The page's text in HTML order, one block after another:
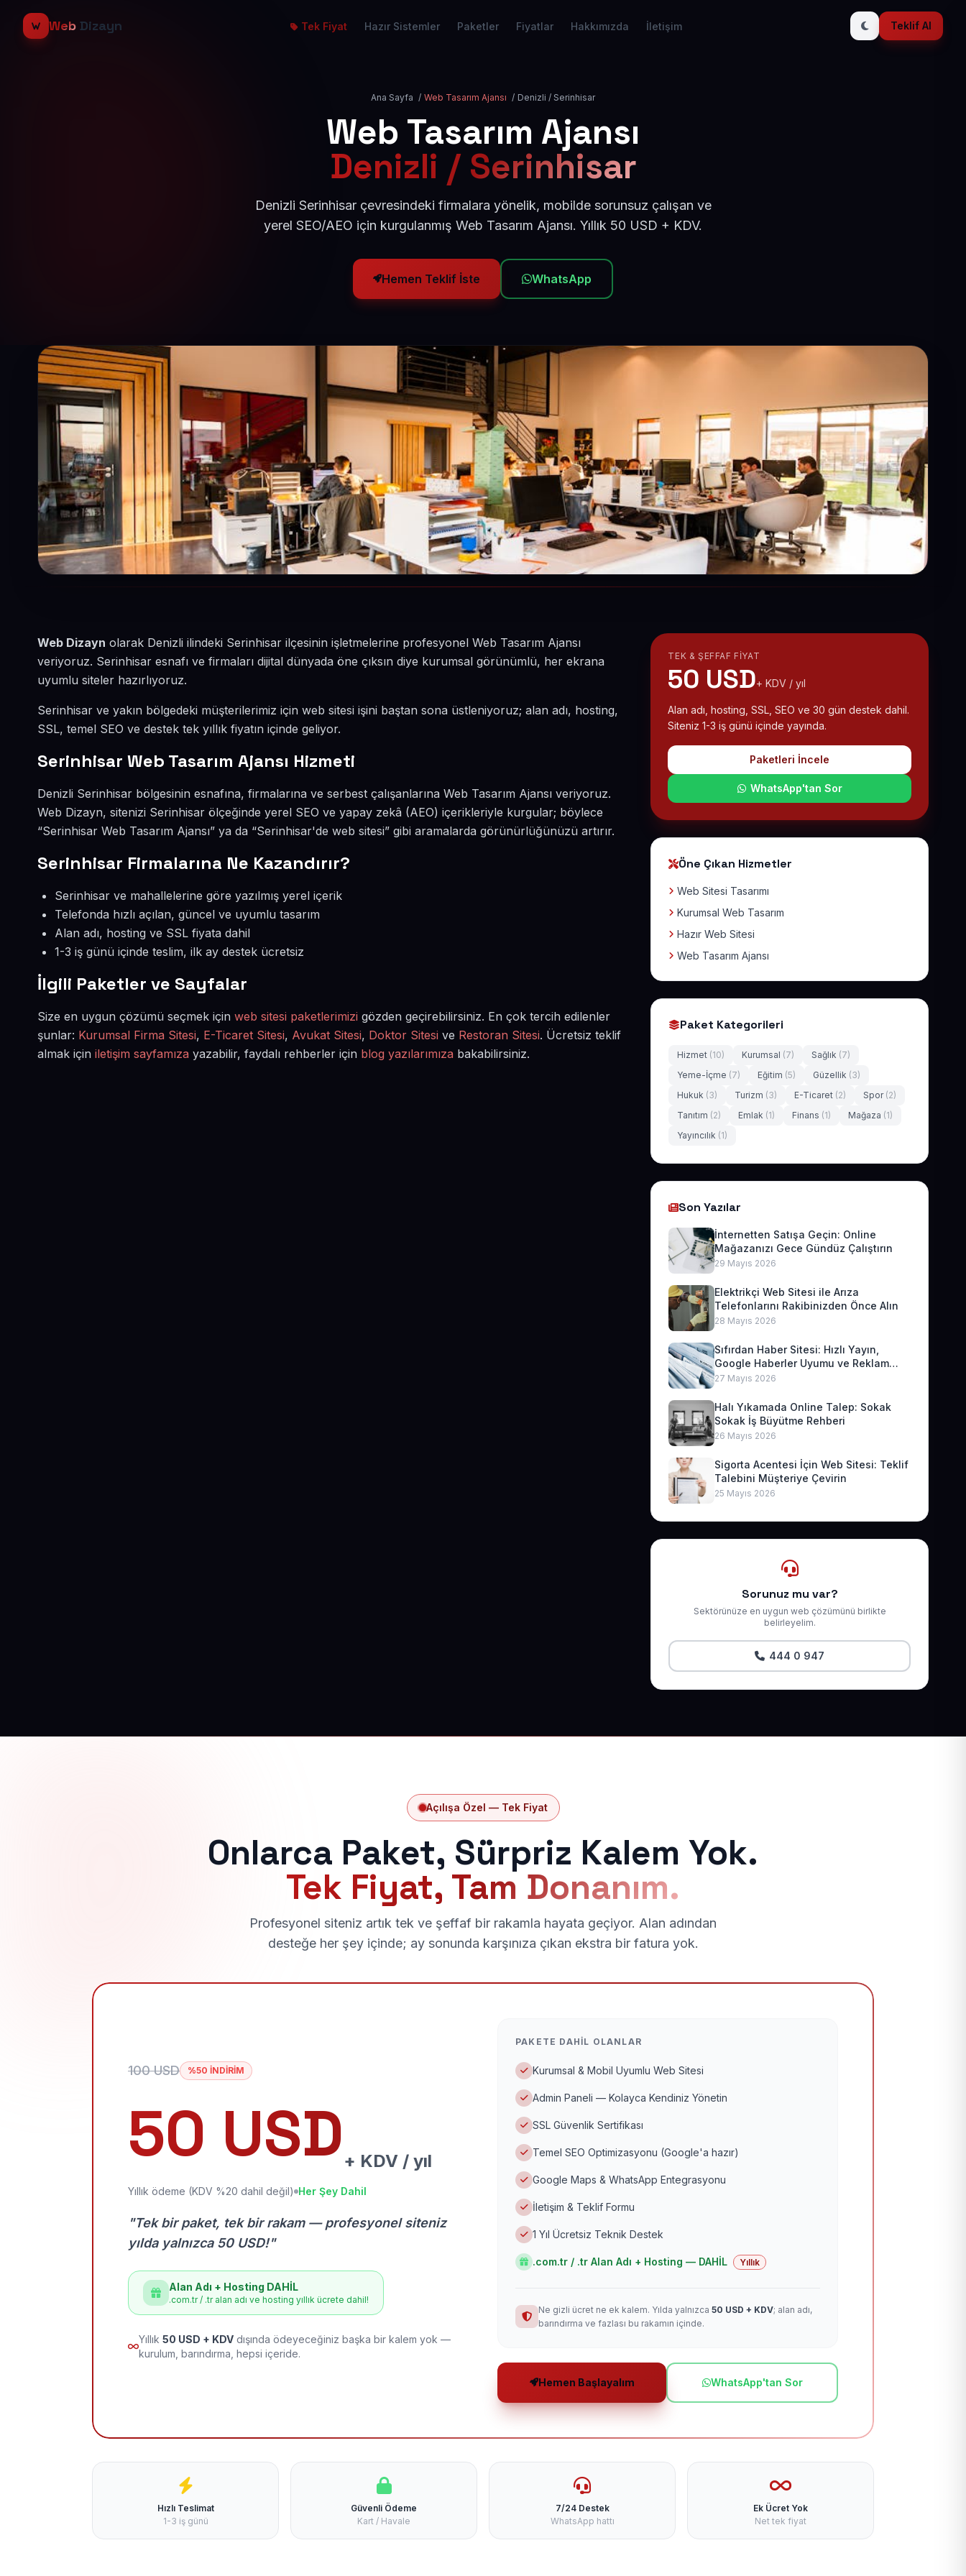
Web Dizayn Tek Fiyat Hazır Sistemler Paketler Fiyatlar Hakkımızda İletişim Teklif Al
Ana Sayfa / Web Tasarım Ajansı / Denizli / Serinhisar
Web Tasarım Ajansı
Denizli / Serinhisar
Denizli Serinhisar çevresindeki firmalara yönelik, mobilde sorunsuz çalışan ve
yerel SEO/AEO için kurgulanmış Web Tasarım Ajansı. Yıllık 50 USD + KDV.
Hemen Teklif İste WhatsApp
Web Dizayn olarak Denizli ilindeki Serinhisar ilçesinin işletmelerine profesyonel Web Tasarım Ajansı
veriyoruz. Serinhisar esnafı ve firmaları dijital dünyada öne çıksın diye kurumsal görünümlü, her ekrana
uyumlu siteler hazırlıyoruz.
Serinhisar ve yakın bölgedeki müşterilerimiz için web sitesi işini baştan sona üstleniyoruz; alan adı, hosting,
SSL, temel SEO ve destek tek yıllık fiyatın içinde geliyor.
Serinhisar Web Tasarım Ajansı Hizmeti
Denizli Serinhisar bölgesinin esnafına, firmalarına ve serbest çalışanlarına Web Tasarım Ajansı veriyoruz.
Web Dizayn, sitenizi Serinhisar ölçeğinde yerel SEO ve yapay zekâ (AEO) içerikleriyle kurgular; böylece
“Serinhisar Web Tasarım Ajansı” ya da “Serinhisar'de web sitesi” gibi aramalarda görünürlüğünüzü artırır.
Serinhisar Firmalarına Ne Kazandırır?
Serinhisar ve mahallelerine göre yazılmış yerel içerik
Telefonda hızlı açılan, güncel ve uyumlu tasarım
Alan adı, hosting ve SSL fiyata dahil
1-3 iş günü içinde teslim, ilk ay destek ücretsiz
İlgili Paketler ve Sayfalar
Size en uygun çözümü seçmek için web sitesi paketlerimizi gözden geçirebilirsiniz. En çok tercih edilenler
şunlar: Kurumsal Firma Sitesi, E-Ticaret Sitesi, Avukat Sitesi, Doktor Sitesi ve Restoran Sitesi. Ücretsiz teklif
almak için iletişim sayfamıza yazabilir, faydalı rehberler için blog yazılarımıza bakabilirsiniz.
TEK & ŞEFFAF FIYAT
50 USD+ KDV / yıl
Alan adı, hosting, SSL, SEO ve 30 gün destek dahil.
Siteniz 1-3 iş günü içinde yayında.
Paketleri İncele
WhatsApp'tan Sor
Öne Çıkan Hizmetler
Web Sitesi Tasarımı
Kurumsal Web Tasarım
Hazır Web Sitesi
Web Tasarım Ajansı
Paket Kategorileri
Hizmet (10) Kurumsal (7) Sağlık (7)
Yeme-İçme (7) Eğitim (5) Güzellik (3)
Hukuk (3) Turizm (3) E-Ticaret (2) Spor (2)
Tanıtım (2) Emlak (1) Finans (1) Mağaza (1)
Yayıncılık (1)
Son Yazılar
İnternetten Satışa Geçin: Online
Mağazanızı Gece Gündüz Çalıştırın
29 Mayıs 2026
Elektrikçi Web Sitesi ile Arıza
Telefonlarını Rakibinizden Önce Alın
28 Mayıs 2026
Sıfırdan Haber Sitesi: Hızlı Yayın,
Google Haberler Uyumu ve Reklam
Geliri
27 Mayıs 2026
Halı Yıkamada Online Talep: Sokak
Sokak İş Büyütme Rehberi
26 Mayıs 2026
Sigorta Acentesi İçin Web Sitesi: Teklif
Talebini Müşteriye Çevirin
25 Mayıs 2026
Sorunuz mu var?
Sektörünüze en uygun web çözümünü birlikte
belirleyelim.
444 0 947
Açılışa Özel — Tek Fiyat
Onlarca Paket, Sürpriz Kalem Yok.
Tek Fiyat, Tam Donanım.
Profesyonel siteniz artık tek ve şeffaf bir rakamla hayata geçiyor. Alan adından
desteğe her şey içinde; ay sonunda karşınıza çıkan ekstra bir fatura yok.
100 USD %50 İNDİRİM
50 USD + KDV / yıl
Yıllık ödeme (KDV %20 dahil değil) Her Şey Dahil
"Tek bir paket, tek bir rakam — profesyonel siteniz
yılda yalnızca 50 USD!"
Alan Adı + Hosting DAHİL
.com.tr / .tr alan adı ve hosting yıllık ücrete dahil!
Yıllık 50 USD + KDV dışında ödeyeceğiniz başka bir kalem yok —
kurulum, barındırma, hepsi içeride.
PAKETE DAHIL OLANLAR
Kurumsal & Mobil Uyumlu Web Sitesi
Admin Paneli — Kolayca Kendiniz Yönetin
SSL Güvenlik Sertifikası
Temel SEO Optimizasyonu (Google'a hazır)
Google Maps & WhatsApp Entegrasyonu
İletişim & Teklif Formu
1 Yıl Ücretsiz Teknik Destek
.com.tr / .tr Alan Adı + Hosting — DAHİL Yıllık
Ne gizli ücret ne ek kalem. Yılda yalnızca 50 USD + KDV; alan adı,
barındırma ve fazlası bu rakamın içinde.
Hemen Başlayalım WhatsApp'tan Sor
Hızlı Teslimat
1-3 iş günü
Güvenli Ödeme
Kart / Havale
7/24 Destek
WhatsApp hattı
Ek Ücret Yok
Net tek fiyat